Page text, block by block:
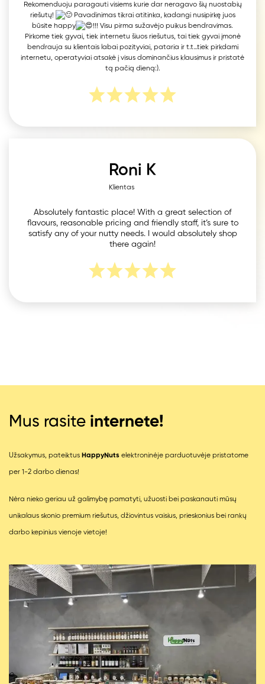
Rekomenduoju paragauti visiems kurie dar neragavo šių nuostabių
riešutų!
Pavadinimas tikrai atitinka, kadangi nusipirkę juos
būsite happy
!!! Visu pirma sužavėjo puikus bendravimas.
Pirkome tiek gyvai, tiek internetu šiuos riešutus, tai tiek gyvai įmonė
bendrauja su klientais labai pozityviai, pataria ir t.t…tiek pirkdami
internetu, operatyviai atsakė į visus dominančius klausimus ir pristatė
tą pačią dieną:).
Roni K
Klientas
Absolutely fantastic place! With a great selection of
flavours, reasonable pricing and friendly staff, it’s sure to
satisfy any of your nutty needs. I would absolutely shop
there again!
Mus rasite internete!
Užsakymus, pateiktus HappyNuts elektroninėje parduotuvėje pristatome
per 1-2 darbo dienas!
Nėra nieko geriau už galimybę pamatyti, užuosti bei paskanauti mūsų
unikalaus skonio premium riešutus, džiovintus vaisius, prieskonius bei rankų
darbo kepinius vienoje vietoje!